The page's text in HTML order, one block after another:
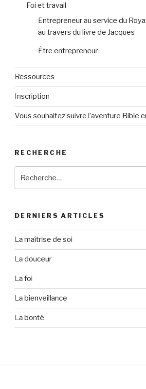
Foi et travail
Entrepreneur au service du
au travers du livre de Jacques
Être entrepreneur
Ressources
Inscription
Vous souhaitez suivre l’aventure Bible
RECHERCHE
pour
DERNIERS ARTICLES
La maîtrise de soi
La douceur
La foi
La bienveillance
La bonté